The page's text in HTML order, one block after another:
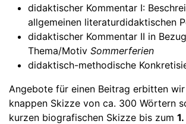
didaktischer Kommentar I:
allgemeinen literaturdidaktischen
didaktischer Kommentar II in
Thema/Motiv Sommerferien
didaktisch-methodische
Angebote für einen Beitrag erbitten
knappen Skizze von ca. 300 Wörtern
kurzen biografischen Skizze bis zum